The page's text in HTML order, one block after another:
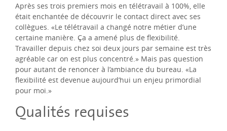
Après ses trois premiers mois en télétravail à 100%, elle
était enchantée de découvrir le contact direct avec ses
collègues. «Le télétravail a changé notre métier d’une
certaine manière. Ça a amené plus de flexibilité.
Travailler depuis chez soi deux jours par semaine est très
agréable car on est plus concentré.» Mais pas question
pour autant de renoncer à l’ambiance du bureau. «La
flexibilité est devenue aujourd’hui un enjeu primordial
pour moi.»
Qualités requises